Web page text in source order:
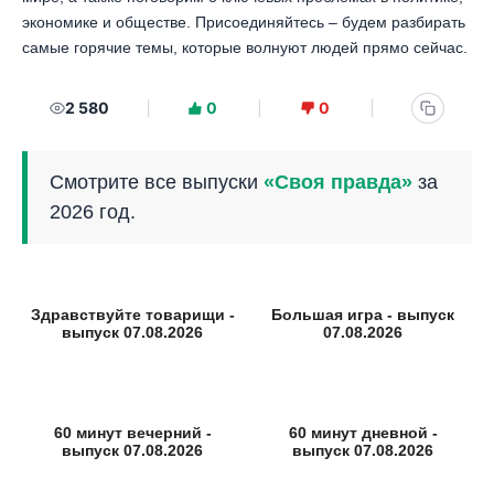
экономике и обществе. Присоединяйтесь – будем разбирать
самые горячие темы, которые волнуют людей прямо сейчас.
2 580 0 0
Смотрите все выпуски «Своя правда» за
2026 год.
Здравствуйте товарищи -
выпуск 07.08.2026
Большая игра - выпуск
07.08.2026
60 минут вечерний -
выпуск 07.08.2026
60 минут дневной -
выпуск 07.08.2026